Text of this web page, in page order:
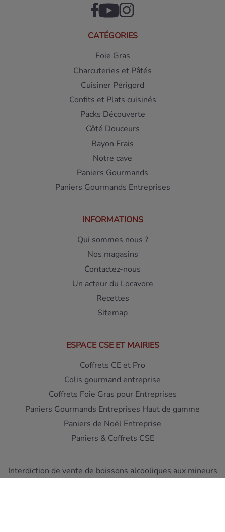
CATÉGORIES
Foie Gras
Charcuteries et Pâtés
Cuisiner Périgord
Confits et Plats cuisinés
Packs Découverte
Côté Douceurs
Rayon Frais
Notre cave
Paniers Gourmands
Paniers Gourmands Entreprises
INFORMATIONS
Qui sommes nous ?
Nos magasins
Contactez-nous
Un acteur du Locavore
Recettes
Sitemap
ESPACE CSE ET MAIRIES
Coffrets CE et Pro
Colis gourmand entreprise
Coffrets Foie Gras pour Entreprises
Paniers Gourmands Entreprises Haut de gamme
Paniers de Noël Entreprise
Paniers & Coffrets CSE
Interdiction de vente de boissons alcooliques aux mineurs